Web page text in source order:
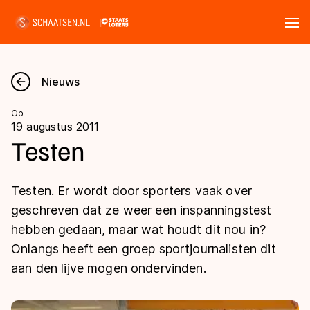
Nieuws
Kalender
Marathon
Langebaan
Shorttrack
Uitslagen
Langebaan
Shorttrack
Marathon
Tijden & historie
Ranglijsten Langebaan
Nieuws
Op
19 augustus 2011
Testen
Testen. Er wordt door sporters vaak over
geschreven dat ze weer een inspanningstest
hebben gedaan, maar wat houdt dit nou in?
Onlangs heeft een groep sportjournalisten dit
aan den lijve mogen ondervinden.